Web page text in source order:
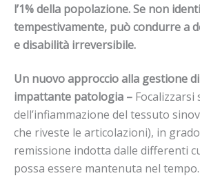
l’1% della popolazione. Se non
tempestivamente, può condurre a
e disabilità irreversibile.
Un nuovo approccio alla gestione
impattante patologia –
dell’infiammazione del tessuto
che riveste le articolazioni), in
remissione indotta dalle differenti
possa essere mantenuta nel